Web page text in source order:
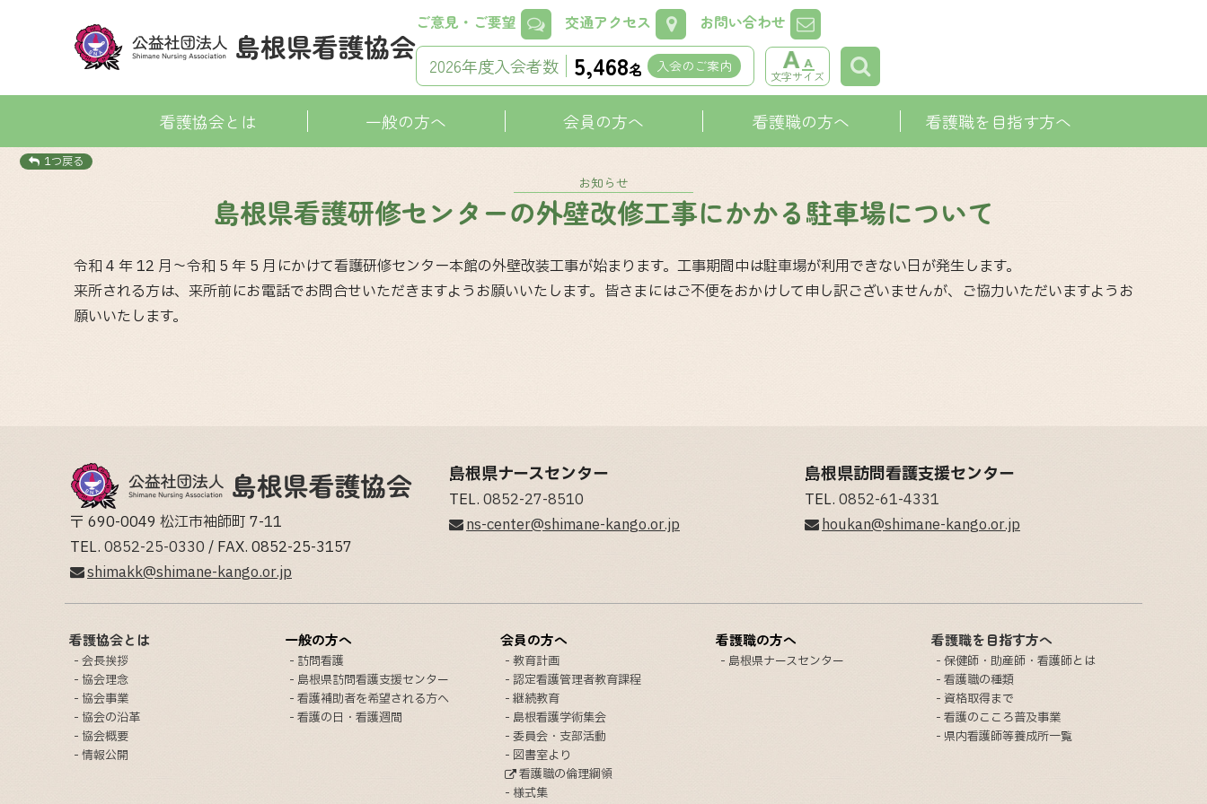
ご意見・ご要望 交通アクセス お問い合わせ
2026年度入会者数 5,468名 入会のご案内
文字サイズ
看護協会とは 一般の方へ 会員の方へ 看護職の方へ 看護職を目指す方へ
1つ戻る
お知らせ
島根県看護研修センターの外壁改修工事にかかる駐車場について
令和 4 年 12 月〜令和 5 年 5 月にかけて看護研修センター本館の外壁改装工事が始まります。工事期間中は駐車場が利用できない日が発生します。
来所される方は、来所前にお電話でお問合せいただきますようお願いいたします。皆さまにはご不便をおかけして申し訳ございませんが、ご協力いただいますようお
願いいたします。
〒 690-0049 松江市袖師町 7-11
TEL. 0852-25-0330 / FAX. 0852-25-3157
shimakk@shimane-kango.or.jp
島根県ナースセンター
TEL. 0852-27-8510
ns-center@shimane-kango.or.jp
島根県訪問看護支援センター
TEL. 0852-61-4331
houkan@shimane-kango.or.jp
看護協会とは
会長挨拶
協会理念
協会事業
協会の沿革
協会概要
情報公開
一般の方へ
訪問看護
島根県訪問看護支援センター
看護補助者を希望される方へ
看護の日・看護週間
会員の方へ
教育計画
認定看護管理者教育課程
継続教育
島根看護学術集会
委員会・支部活動
図書室より
看護職の倫理綱領
様式集
看護職の方へ
島根県ナースセンター
看護職を目指す方へ
保健師・助産師・看護師とは
看護職の種類
資格取得まで
看護のこころ普及事業
県内看護師等養成所一覧